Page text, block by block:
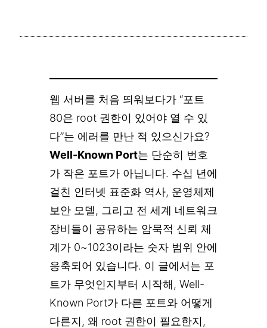
웹 서버를 처음 띄워보다가 “포트
80은 root 권한이 있어야 열 수 있
다”는 에러를 만난 적 있으신가요?
Well-Known Port는 단순히 번호
가 작은 포트가 아닙니다. 수십 년에
걸친 인터넷 표준화 역사, 운영체제
보안 모델, 그리고 전 세계 네트워크
장비들이 공유하는 암묵적 신뢰 체
계가 0~1023이라는 숫자 범위 안에
응축되어 있습니다. 이 글에서는 포
트가 무엇인지부터 시작해, Well-
Known Port가 다른 포트와 어떻게
다른지, 왜 root 권한이 필요한지,